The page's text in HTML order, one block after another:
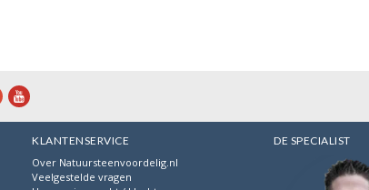
KLANTENSERVICE
Over Natuursteenvoordelig.nl
Veelgestelde vragen
DE SPECIALIST